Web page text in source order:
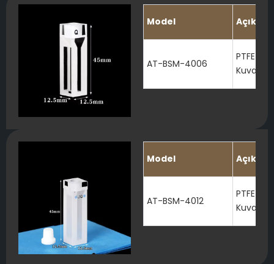
Model
AT-BSM-4006
PTFE
Kuvars
Model
AT-BSM-4012
PTFE
Kuvars